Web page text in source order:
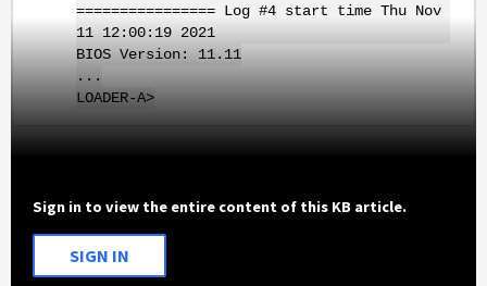
================ Log #4 start time Thu Nov
11 12:00:19 2021
BIOS Version: 11.11
...
LOADER-A>
Sign in to view the entire content of this KB article.
SIGN IN